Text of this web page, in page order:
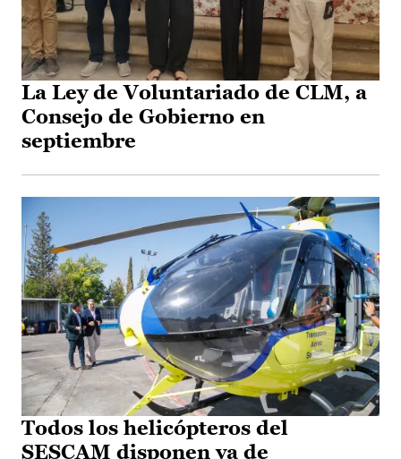
La Ley de Voluntariado de CLM, a
Consejo de Gobierno en
septiembre
Todos los helicópteros del
SESCAM disponen ya de